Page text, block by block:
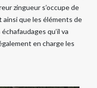
zingueur s’occupe de
ainsi que les éléments de
qu’il va
en charge les